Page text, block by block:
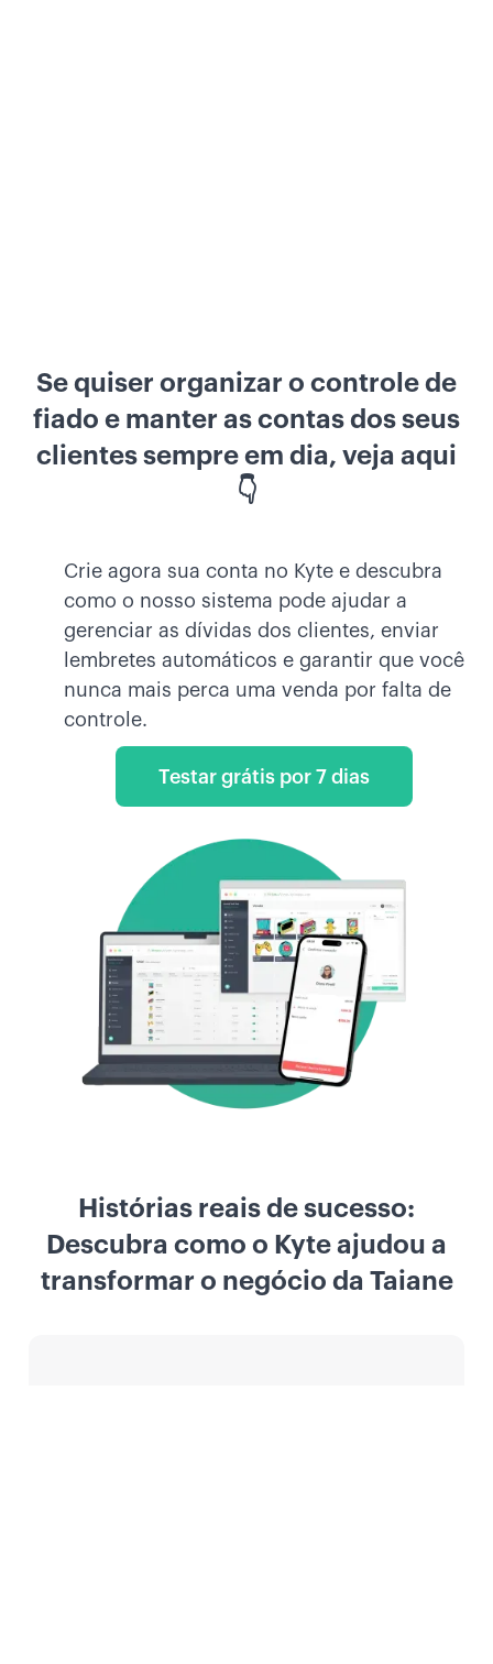
Se quiser organizar o controle de
fiado e manter as contas dos seus
clientes sempre em dia, veja aqui
👇
Crie agora sua conta no Kyte e descubra
como o nosso sistema pode ajudar a
gerenciar as dívidas dos clientes, enviar
lembretes automáticos e garantir que você
nunca mais perca uma venda por falta de
controle.
Testar grátis por 7 dias
Histórias reais de sucesso:
Descubra como o Kyte ajudou a
transformar o negócio da Taiane